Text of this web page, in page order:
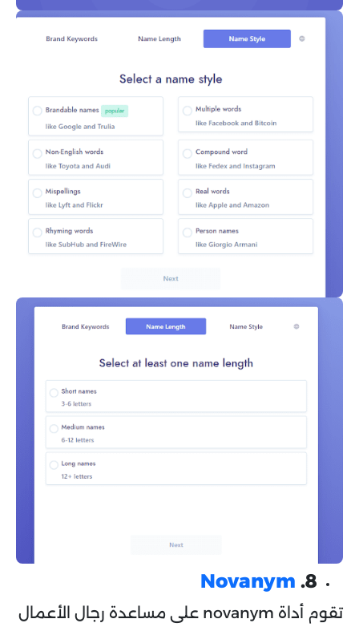
8.
Novanym
تقوم أداة novanym على مساعدة رجال الأعمال